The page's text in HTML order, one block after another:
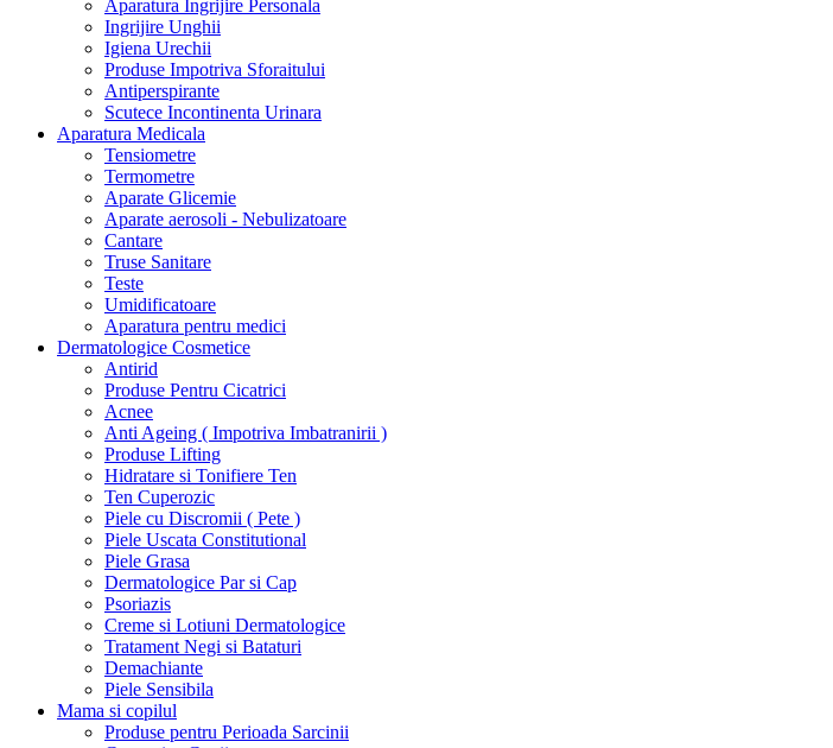
Aparatura Ingrijire Personala
Ingrijire Unghii
Igiena Urechii
Produse Impotriva Sforaitului
Antiperspirante
Scutece Incontinenta Urinara
Aparatura Medicala
Tensiometre
Termometre
Aparate Glicemie
Aparate aerosoli - Nebulizatoare
Cantare
Truse Sanitare
Teste
Umidificatoare
Aparatura pentru medici
Dermatologice Cosmetice
Antirid
Produse Pentru Cicatrici
Acnee
Anti Ageing ( Impotriva Imbatranirii )
Produse Lifting
Hidratare si Tonifiere Ten
Ten Cuperozic
Piele cu Discromii ( Pete )
Piele Uscata Constitutional
Piele Grasa
Dermatologice Par si Cap
Psoriazis
Creme si Lotiuni Dermatologice
Tratament Negi si Bataturi
Demachiante
Piele Sensibila
Mama si copilul
Produse pentru Perioada Sarcinii